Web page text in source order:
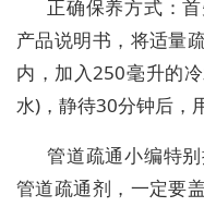
正确保养方式：
产品说明书，将适量
内，加入250毫升的
水)，静待30分钟后，
管道疏通小编特
管道疏通剂，一定要